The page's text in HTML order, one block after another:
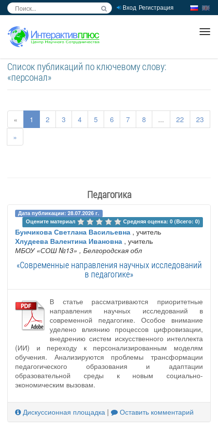
Вход Регистрация
Список публикаций по ключевому слову:
«персонал»
« 1 2 3 4 5 6 7 8 ... 22
23
»
Педагогика
Дата публикации: 28.07.2026 г.
Оцените материал
Средняя оценка: 0 (Всего: 0)
Бунчикова Светлана Васильевна , учитель
Хлудеева Валентина Ивановна , учитель
МБОУ «СОШ №13» , Белгородская обл
«Современные направления научных исследований
в педагогике»
В статье рассматриваются приоритетные
направления научных исследований в
современной педагогике. Особое внимание
уделено влиянию процессов цифровизации,
внедрению систем искусственного интеллекта
(ИИ) и переходу к персонализированным моделям
обучения. Анализируются проблемы трансформации
педагогического образования и адаптации
образовательной среды к новым социально-
экономическим вызовам.
Дискуссионная площадка | Оставить комментарий